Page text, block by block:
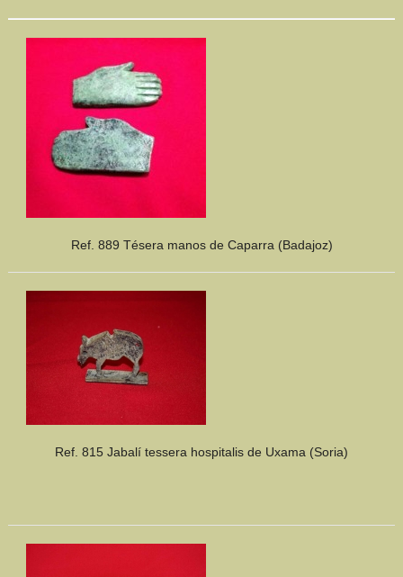
Ref. 889 Tésera manos de Caparra (Badajoz)
Ref. 815 Jabalí tessera hospitalis de Uxama (Soria)